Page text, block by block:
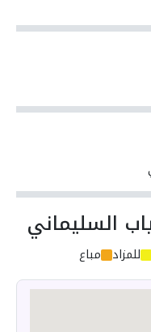
السليماني
للمزاد مباع